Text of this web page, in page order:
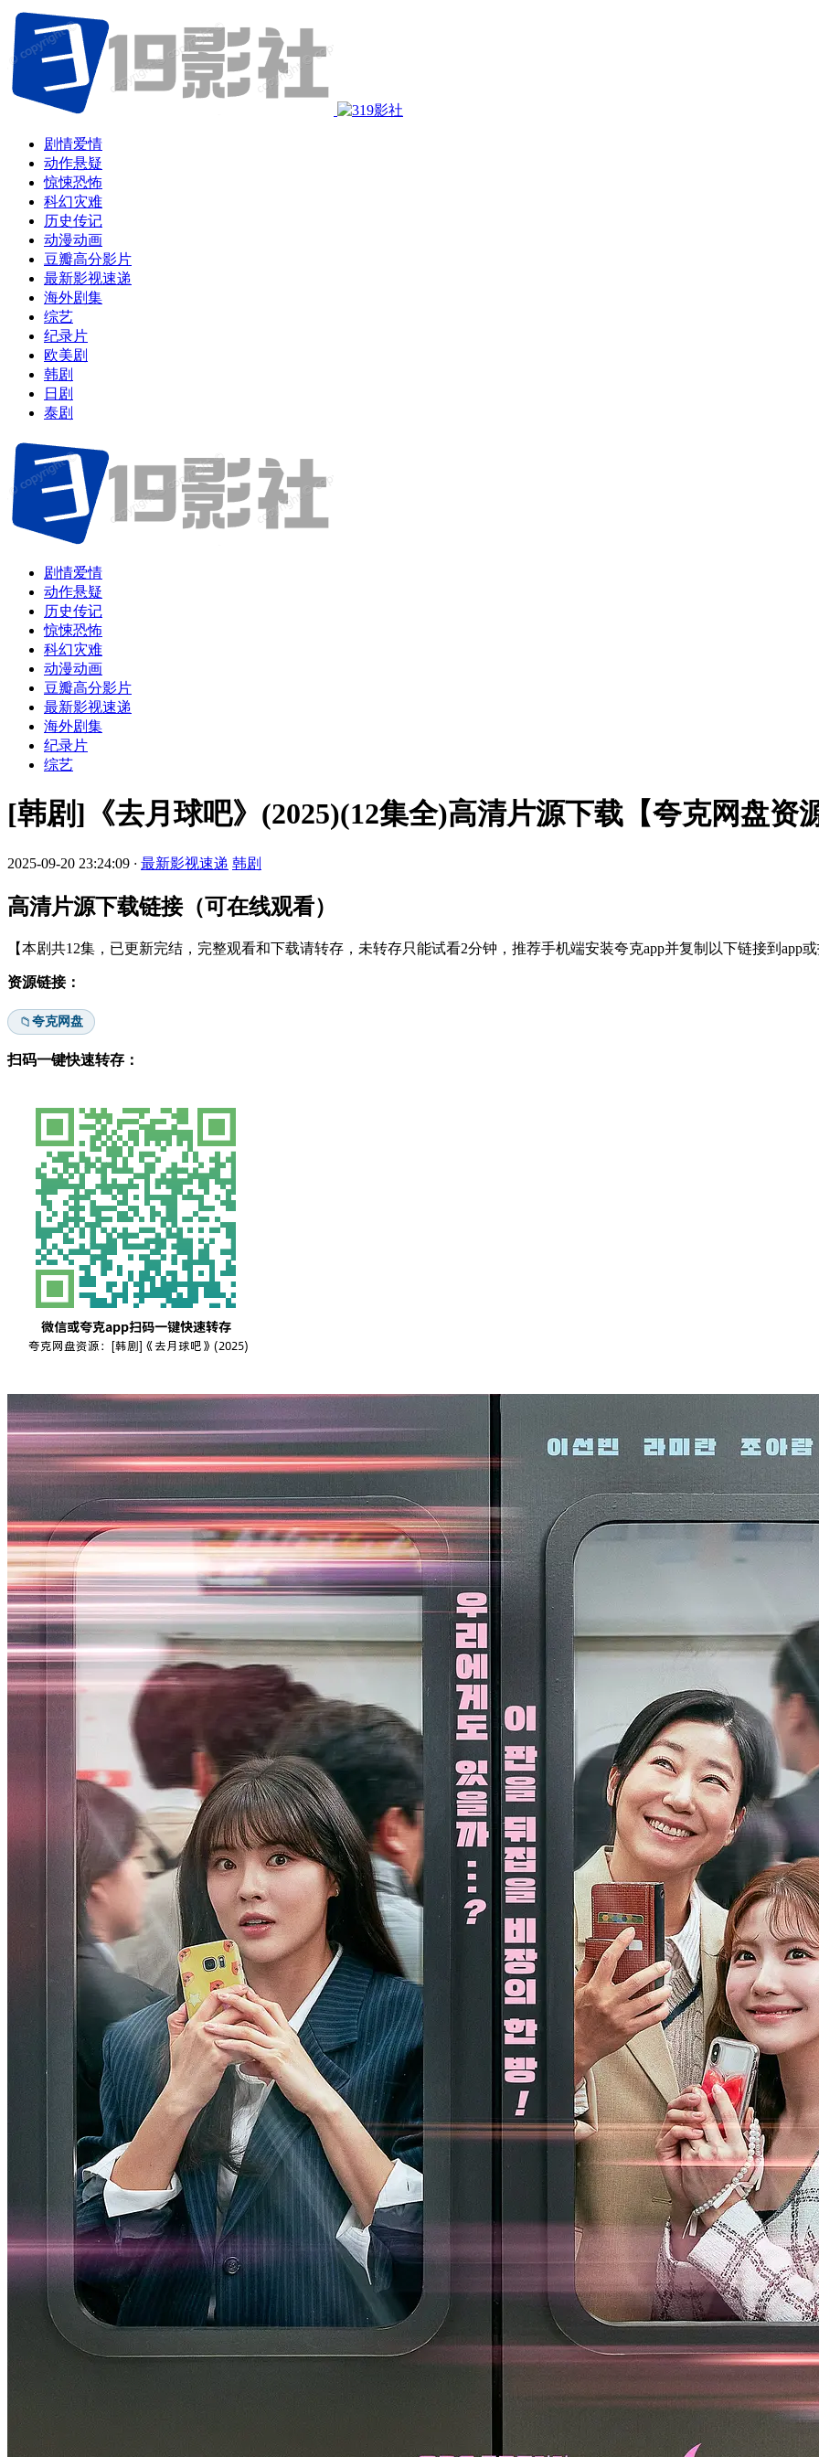
剧情爱情
动作悬疑
惊悚恐怖
科幻灾难
历史传记
动漫动画
豆瓣高分影片
最新影视速递
海外剧集
综艺
纪录片
欧美剧
韩剧
日剧
泰剧
剧情爱情
动作悬疑
历史传记
惊悚恐怖
科幻灾难
动漫动画
豆瓣高分影片
最新影视速递
海外剧集
纪录片
综艺
[韩剧]《去月球吧》(2025)(12集全)高清片源下载【夸克网盘资源
2025-09-20 23:24:09 · 最新影视速递 韩剧
高清片源下载链接（可在线观看）
【本剧共12集，已更新完结，完整观看和下载请转存，未转存只能试看2分钟，推荐手机端安装夸克app并复制以下链接到app或
资源链接：
📁夸克网盘
扫码一键快速转存：